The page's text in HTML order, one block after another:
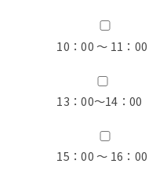
10：00 ～ 11：00
13：00〜14：00
15：00 ～ 16：00